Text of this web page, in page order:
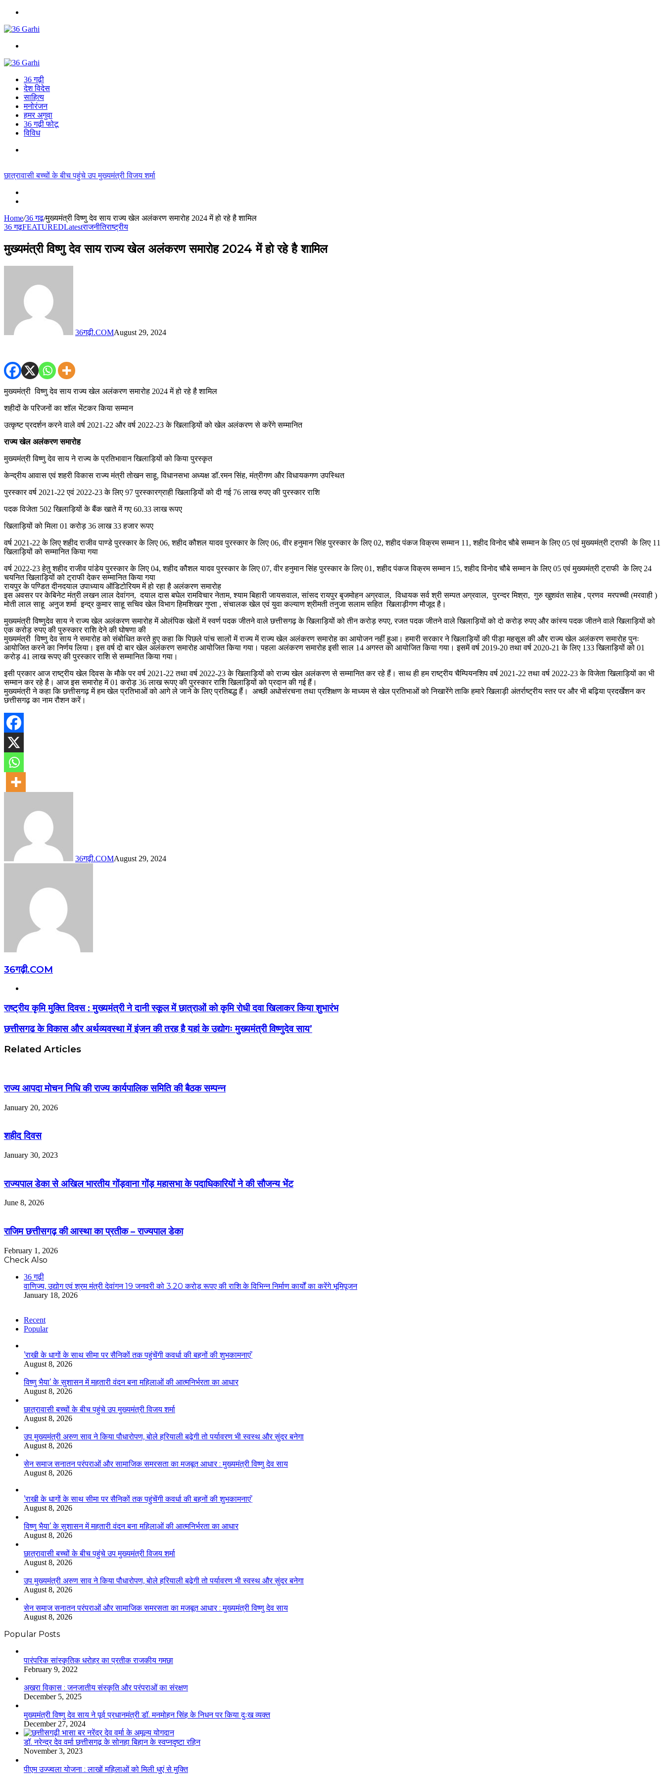
36 गढ़ी
देश विदेस
साहित्य
मनोरंजन
हमर अगुवा
36 गढ़ी फोटू
विविध
उप मुख्यमंत्री अरुण साव ने किया पौधारोपण, बोले हरियाली बढ़ेगी तो पर्यावरण भी स्वस्थ और सुंदर बनेगा
Home/36 गढ़/मुख्यमंत्री विष्णु देव साय राज्य खेल अलंकरण समारोह 2024 में हो रहे है शामिल
36 गढ़FEATUREDLatestराजनीतिराष्ट्रीय
मुख्यमंत्री विष्णु देव साय राज्य खेल अलंकरण समारोह 2024 में हो रहे है शामिल
36गढ़ी.COMAugust 29, 2024
मुख्यमंत्री विष्णु देव साय राज्य खेल अलंकरण समारोह 2024 में हो रहे है शामिल
शहीदों के परिजनों का शॉल भेंटकर किया सम्मान
उत्कृष्ट प्रदर्शन करने वाले वर्ष 2021-22 और वर्ष 2022-23 के खिलाड़ियों को खेल अलंकरण से करेंगे सम्मानित
राज्य खेल अलंकरण समारोह
मुख्यमंत्री विष्णु देव साय ने राज्य के प्रतिभावान खिलाड़ियों को किया पुरस्कृत
केन्द्रीय आवास एवं शहरी विकास राज्य मंत्री तोखन साहू, विधानसभा अध्यक्ष डॉ.रमन सिंह, मंत्रीगण और विधायकगण उपस्थित
पुरस्कार वर्ष 2021-22 एवं 2022-23 के लिए 97 पुरस्कारग्राही खिलाड़ियों को दी गई 76 लाख रुपए की पुरस्कार राशि
पदक विजेता 502 खिलाड़ियों के बैंक खाते में गए 60.33 लाख रूपए
खिलाड़ियों को मिला 01 करोड़ 36 लाख 33 हजार रूपए
वर्ष 2021-22 के लिए शहीद राजीव पाण्डे पुरस्कार के लिए 06, शहीद कौशल यादव पुरस्कार के लिए 06, वीर हनुमान सिंह पुरस्कार के लिए 02, शहीद पंकज विक्रम सम्मान 11, शहीद विनोद चौबे सम्मान के लिए 05 एवं मुख्यमंत्री ट्राफी के लिए 11
खिलाड़ियों को सम्मानित किया गया
वर्ष 2022-23 हेतु शहीद राजीव पांडेय पुरस्कार के लिए 04, शहीद कौशल यादव पुरस्कार के लिए 07, वीर हनुमान सिंह पुरस्कार के लिए 01, शहीद पंकज विक्रम सम्मान 15, शहीद विनोद चौबे सम्मान के लिए 05 एवं मुख्यमंत्री ट्राफी के लिए 24
चयनित खिलाड़ियों को ट्राफी देकर सम्मानित किया गया
रायपुर के पण्डित दीनदयाल उपाध्याय ऑडिटोरियम में हो रहा है अलंकरण समारोह
इस अवसर पर केबिनेट मंत्री लखन लाल देवांगन, दयाल दास बघेल रामविचार नेताम, श्याम बिहारी जायसवाल, सांसद रायपुर बृजमोहन अग्रवाल, विधायक सर्व श्री सम्पत अग्रवाल, पुरन्दर मिश्रा, गुरु खुशवंत साहेब , प्रणव मरपच्ची (मरवाही )
मोती लाल साहू अनुज शर्मा इन्द्र कुमार साहू सचिव खेल विभाग हिमशिखर गुप्ता , संचालक खेल एवं युवा कल्याण श्रीमती तनुजा सलाम सहित खिलाड़ीगण मौजूद है।
मुख्यमंत्री विष्णुदेव साय ने राज्य खेल अलंकरण समारोह में ओलंपिक खेलों में स्वर्ण पदक जीतने वाले छत्तीसगढ़ के खिलाड़ियों को तीन करोड़ रुपए, रजत पदक जीतने वाले खिलाड़ियों को दो करोड़ रुपए और कांस्य पदक जीतने वाले खिलाड़ियों को
एक करोड़ रुपए की पुरुस्कार राशि देने की घोषणा की
मुख्यमंत्री विष्णु देव साय ने समारोह को संबोधित करते हुए कहा कि पिछले पांच सालों में राज्य में राज्य खेल अलंकरण समारोह का आयोजन नहीं हुआ। हमारी सरकार ने खिलाड़ियों की पीड़ा महसूस की और राज्य खेल अलंकरण समारोह पुनः
आयोजित करने का निर्णय लिया। इस वर्ष दो बार खेल अलंकरण समारोह आयोजित किया गया। पहला अलंकरण समारोह इसी साल 14 अगस्त को आयोजित किया गया। इसमें वर्ष 2019-20 तथा वर्ष 2020-21 के लिए 133 खिलाड़ियों को 01
करोड़ 41 लाख रूपए की पुरस्कार राशि से सम्मानित किया गया।
इसी प्रकार आज राष्ट्रीय खेल दिवस के मौके पर वर्ष 2021-22 तथा वर्ष 2022-23 के खिलाड़ियों को राज्य खेल अलंकरण से सम्मानित कर रहे हैं। साथ ही हम राष्ट्रीय चैम्पियनशिप वर्ष 2021-22 तथा वर्ष 2022-23 के विजेता खिलाड़ियों का भी
सम्मान कर रहे है। आज इस समारोह में 01 करोड़ 36 लाख रूपए की पुरस्कार राशि खिलाड़ियों को प्रदान की गई हैं।
मुख्यमंत्री ने कहा कि छत्तीसगढ़ में हम खेल प्रतिभाओं को आगे ले जाने के लिए प्रतिबद्ध हैं। अच्छी अधोसंरचना तथा प्रशिक्षण के माध्यम से खेल प्रतिभाओं को निखारेंगे ताकि हमारे खिलाड़ी अंतर्राष्ट्रीय स्तर पर और भी बढ़िया प्रदर्खेशन कर
छत्तीसगढ़ का नाम रौशन करें।
36गढ़ी.COMAugust 29, 2024
36गढ़ी.COM
राष्ट्रीय कृमि मुक्ति दिवस : मुख्यमंत्री ने दानी स्कूल में छात्राओं को कृमि रोधी दवा खिलाकर किया शुभारंभ
छत्तीसगढ के विकास और अर्थव्यवस्था में इंजन की तरह है यहां के उद्योगः मुख्यमंत्री विष्णुदेव साय’
Related Articles
राज्य आपदा मोचन निधि की राज्य कार्यपालिक समिति की बैठक सम्पन्न
January 20, 2026
शहीद दिवस
January 30, 2023
राज्यपाल डेका से अखिल भारतीय गोंड़वाना गोंड़ महासभा के पदाधिकारियों ने की सौजन्य भेंट
June 8, 2026
राजिम छत्तीसगढ़ की आस्था का प्रतीक – राज्यपाल डेका
February 1, 2026
Check Also
36 गढ़ी
वाणिज्य, उद्योग एवं श्रम मंत्री देवांगन 19 जनवरी को 3.20 करोड़ रूपए की राशि के विभिन्न निर्माण कार्यों का करेंगे भूमिपूजन
January 18, 2026
Recent
Popular
’राखी के धागों के साथ सीमा पर सैनिकों तक पहुंचेंगी कवर्धा की बहनों की शुभकामनाएं’
August 8, 2026
विष्णु भैया’ के सुशासन में महतारी वंदन बना महिलाओं की आत्मनिर्भरता का आधार
August 8, 2026
छात्रावासी बच्चों के बीच पहुंचे उप मुख्यमंत्री विजय शर्मा
August 8, 2026
उप मुख्यमंत्री अरुण साव ने किया पौधारोपण, बोले हरियाली बढ़ेगी तो पर्यावरण भी स्वस्थ और सुंदर बनेगा
August 8, 2026
सेन समाज सनातन परंपराओं और सामाजिक समरसता का मजबूत आधार : मुख्यमंत्री विष्णु देव साय
August 8, 2026
’राखी के धागों के साथ सीमा पर सैनिकों तक पहुंचेंगी कवर्धा की बहनों की शुभकामनाएं’
August 8, 2026
विष्णु भैया’ के सुशासन में महतारी वंदन बना महिलाओं की आत्मनिर्भरता का आधार
August 8, 2026
छात्रावासी बच्चों के बीच पहुंचे उप मुख्यमंत्री विजय शर्मा
August 8, 2026
उप मुख्यमंत्री अरुण साव ने किया पौधारोपण, बोले हरियाली बढ़ेगी तो पर्यावरण भी स्वस्थ और सुंदर बनेगा
August 8, 2026
सेन समाज सनातन परंपराओं और सामाजिक समरसता का मजबूत आधार : मुख्यमंत्री विष्णु देव साय
August 8, 2026
Popular Posts
​​​​​​​पारंपरिक सांस्कृतिक धरोहर का प्रतीक राजकीय गमछा
February 9, 2022
अखरा विकास : जनजातीय संस्कृति और परंपराओं का संरक्षण
December 5, 2025
मुख्यमंत्री विष्णु देव साय ने पूर्व प्रधानमंत्री डॉ. मनमोहन सिंह के निधन पर किया दुःख व्यक्त
December 27, 2024
डॉ. नरेन्द्र देव वर्मा छत्तीसगढ़ के सोनहा बिहान के स्वप्नदृष्टा रहिन
November 3, 2023
पीएम उज्ज्वला योजना : लाखों महिलाओं को मिली धुएं से मुक्ति